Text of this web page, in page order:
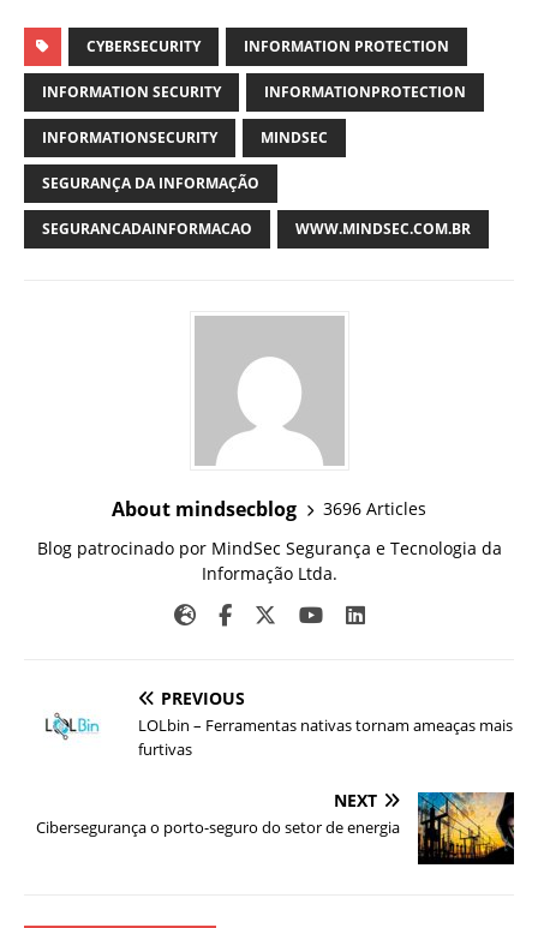
CYBERSECURITY INFORMATION PROTECTION
INFORMATION SECURITY INFORMATIONPROTECTION
INFORMATIONSECURITY MINDSEC
SEGURANÇA DA INFORMAÇÃO
SEGURANCADAINFORMACAO WWW.MINDSEC.COM.BR
About mindsecblog
3696 Articles
Blog patrocinado por MindSec Segurança e Tecnologia da
Informação Ltda.
PREVIOUS
LOLbin – Ferramentas nativas tornam ameaças mais
furtivas
NEXT
Cibersegurança o porto-seguro do setor de energia